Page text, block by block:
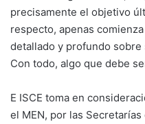
precisamente el objetivo
respecto, apenas
detallado y profundo
Con todo, algo que debe
E ISCE toma en
el MEN, por las